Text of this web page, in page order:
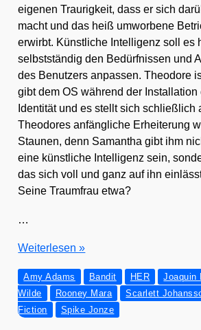
eige­nen Trau­rig­keit, dass er sich
macht und das heiß umwor­be­ne
erwirbt. Künst­li­che Intel­li­genz soll es
selbst­stän­dig den Bedürf­nis­sen und
des Benut­zers anpas­sen. Theo­do­re
gibt dem OS wäh­rend der
Iden­ti­tät und es stellt sich schließ­lich
Theo­do­res anfäng­li­che Erhei­te­rung
Stau­nen, denn Saman­tha gibt ihm
eine künst­li­che Intel­li­genz sein,
das sich voll und ganz auf ihn
Sei­ne Traum­frau etwa?
…
HER
ein
siche­
res
Wei­ter­le­sen »
Amy Adams Bandit HER Joaquin
Wilde
Rooney Mara Scarlett
Fiction
Spike Jonze